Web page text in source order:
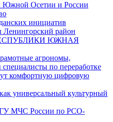
Южной Осетии и России
инициатив
Ленингорский район
ЮЖНАЯ
агрономы,
по переработке
комфортную цифровую
универсальный культурный
ГУ МЧС России по РСО-